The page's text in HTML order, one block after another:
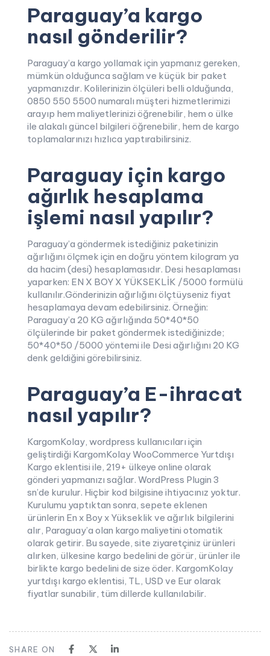
Paraguay’a kargo
nasıl gönderilir?
Paraguay’a kargo yollamak için yapmanız gereken,
mümkün olduğunca sağlam ve küçük bir paket
yapmanızdır. Kolilerinizin ölçüleri belli olduğunda,
0850 550 5500 numaralı müşteri hizmetlerimizi
arayıp hem maliyetlerinizi öğrenebilir, hem o ülke
ile alakalı güncel bilgileri öğrenebilir, hem de kargo
toplamalarınızı hızlıca yaptırabilirsiniz.
Paraguay için kargo
ağırlık hesaplama
işlemi nasıl yapılır?
Paraguay’a göndermek istediğiniz paketinizin
ağırlığını ölçmek için en doğru yöntem kilogram ya
da hacim (desi) hesaplamasıdır. Desi hesaplaması
yaparken: EN X BOY X YÜKSEKLİK /5000 formülü
kullanılır.Gönderinizin ağırlığını ölçtüyseniz fiyat
hesaplamaya devam edebilirsiniz. Örneğin:
Paraguay’a 20 KG ağırlığında 50*40*50
ölçülerinde bir paket göndermek istediğinizde;
50*40*50 /5000 yöntemi ile Desi ağırlığını 20 KG
denk geldiğini görebilirsiniz.
Paraguay’a E-ihracat
nasıl yapılır?
KargomKolay, wordpress kullanıcıları için
geliştirdiği KargomKolay WooCommerce Yurtdışı
Kargo eklentisi ile, 219+ ülkeye online olarak
gönderi yapmanızı sağlar. WordPress Plugin 3
sn’de kurulur. Hiçbir kod bilgisine ihtiyacınız yoktur.
Kurulumu yaptıktan sonra, sepete eklenen
ürünlerin En x Boy x Yükseklik ve ağırlık bilgilerini
alır, Paraguay’a olan kargo maliyetini otomatik
olarak getirir. Bu sayede, site ziyaretçiniz ürünleri
alırken, ülkesine kargo bedelini de görür, ürünler ile
birlikte kargo bedelini de size öder. KargomKolay
yurtdışı kargo eklentisi, TL, USD ve Eur olarak
fiyatlar sunabilir, tüm dillerde kullanılabilir.
SHARE ON